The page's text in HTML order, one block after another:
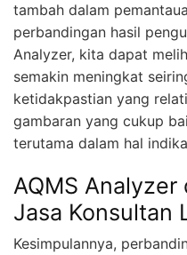
tambah dalam
perbandingan hasil
Analyzer, kita dapat
semakin meningkat
ketidakpastian yang
gambaran yang cukup
terutama dalam hal
AQMS
Jasa Konsultan
Kesimpulannya,